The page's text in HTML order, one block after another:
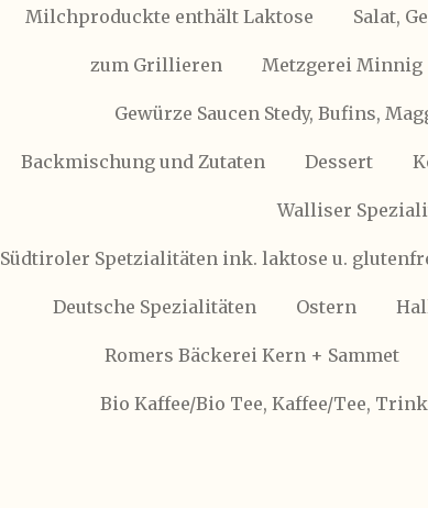
Milchproduckte enthält Laktose Salat,
zum Grillieren Metzgerei Minnig
Gewürze Saucen Stedy, Bufins,
Backmischung und Zutaten Dessert
Walliser
Südtiroler Spetzialitäten ink. laktose u.
Deutsche Spezialitäten Ostern
Romers Bäckerei Kern + Sammet
Bio Kaffee/Bio Tee, Kaffee/Tee,